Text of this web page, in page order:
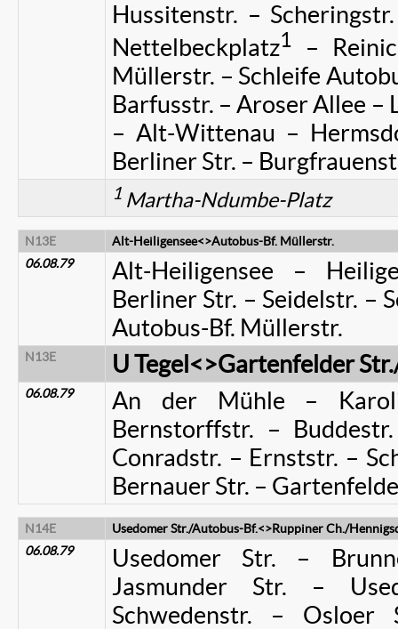
Hussitenstr. –
Nettelbeckplatz1 –
Müllerstr. – Schleife
Barfusstr. – Aroser Allee –
– Alt-Wittenau –
Berliner Str. –
1 Martha-Ndumbe-Platz
N13E
Alt-Heiligensee<>Autobus-Bf. Müllerstr.
06.08.79
Alt-Heiligensee –
Berliner Str. – Seidelstr. –
Autobus-Bf. Müllerstr.
N13E U Tegel<>Gartenfelder
06.08.79
An der Mühle –
Bernstorffstr. –
Conradstr. – Ernststr. –
Bernauer Str. –
N14E
Usedomer Str./Autobus-Bf.<>Ruppiner Ch./
06.08.79
Usedomer Str. –
Jasmunder Str. –
Schwedenstr. –